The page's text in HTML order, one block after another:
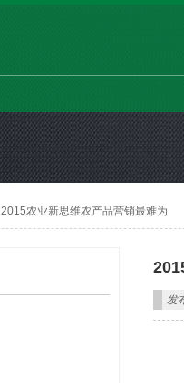
2015农业新思维农产品营销最难为
发